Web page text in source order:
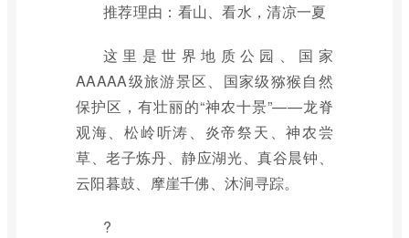
推荐理由：看山、看水，清凉一夏
这里是世界地质公园、国家
AAAAA级旅游景区、国家级猕猴自然
保护区，有壮丽的“神农十景”——龙脊
观海、松岭听涛、炎帝祭天、神农尝
草、老子炼丹、静应湖光、真谷晨钟、
云阳暮鼓、摩崖千佛、沐涧寻踪。
?